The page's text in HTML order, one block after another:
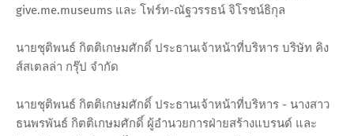
give.me.museums และ โฟร์ท-ณัฐวรรธน์ จิโรชน์ธิกุล
นายชุติพนธ์ กิตติเกษมศักดิ์ ประธานเจ้าหน้าที่บริหาร บริษัท คิง
ส์สเตลล่า กรุ๊ป จำกัด
นายชุติพนธ์ กิตติเกษมศักดิ์ ประธานเจ้าหน้าที่บริหาร - นางสาว
ธนพรพันธ์ กิตติเกษมศักดิ์ ผู้อำนวยการฝ่ายสร้างแบรนด์ และ